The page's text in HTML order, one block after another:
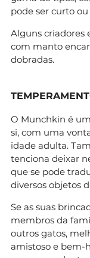
pode ser curto
Alguns criadores
com manto
dobradas.
O Munchkin é
si, com uma
idade adulta.
tenciona deixar
que se pode
diversos objetos
Se as suas
membros da
outros gatos,
amistoso e bem-